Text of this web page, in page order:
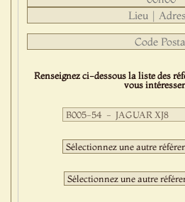
Renseignez ci-dessous la liste des
vous
Première
sélection
:Deuxième
sélection
:Troisième
sélection